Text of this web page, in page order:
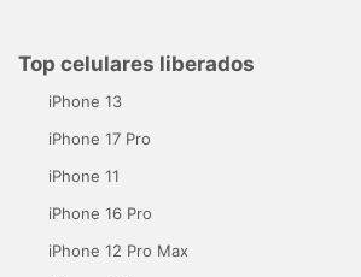
Top celulares liberados
iPhone 13
iPhone 17 Pro
iPhone 11
iPhone 16 Pro
iPhone 12 Pro Max